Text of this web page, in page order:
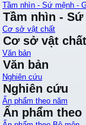
Tầm nhìn - Sứ mệnh -
Tầm nhìn -
Cơ sở vật chất
Cơ sở vật chất
Văn bản
Văn bản
Nghiên cứu
Nghiên cứu
Ấn phẩm theo năm
Ấn phẩm theo